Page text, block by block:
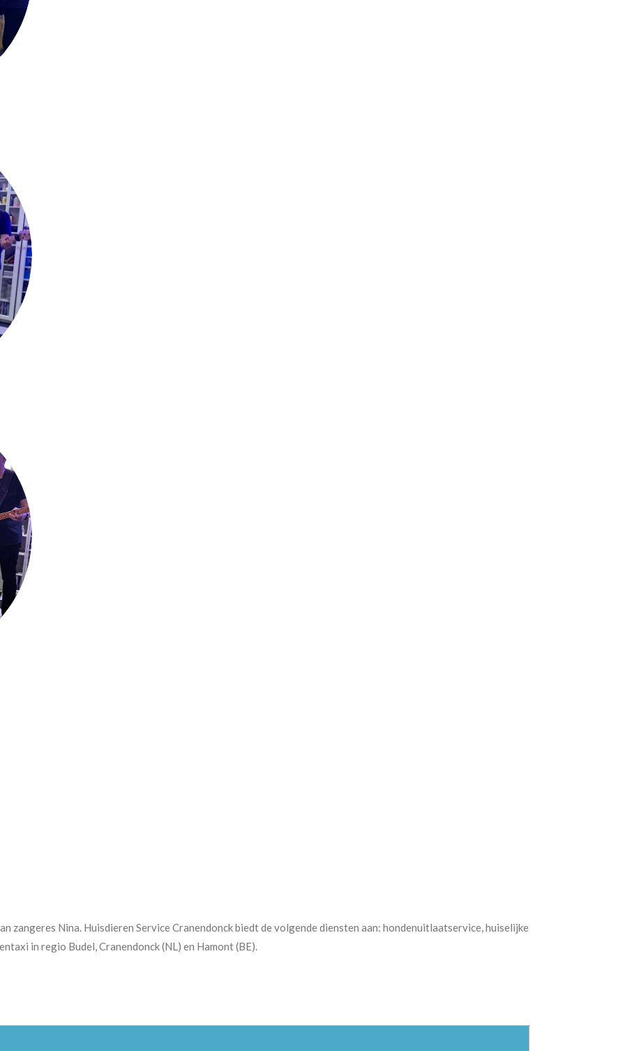
zangeres Nina. Huisdieren Service Cranendonck biedt de volgende diensten aan: hondenuitlaatservice, huiselijke
in regio Budel, Cranendonck (NL) en Hamont (BE).